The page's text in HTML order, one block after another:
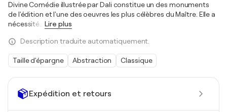
Expédition et retours
Divine Comédie illustrée par Dali constitue un des monuments
de l'édition et l'une des oeuvres les plus célèbres du Maître. Elle a
nécessité
Lire plus
Description traduite automatiquement.
Taille d'épargne Abstraction Classique